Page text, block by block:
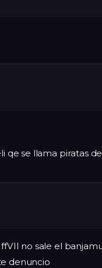
se llama piratas
no sale el
denuncio